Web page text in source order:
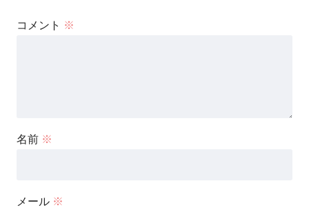
コメント ※
名前 ※
メール ※